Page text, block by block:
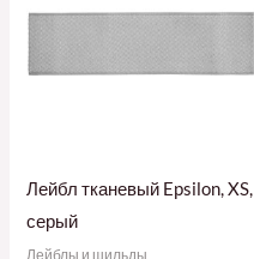
Лейбл тканевый Epsilon, XS,
серый
Лейблы и шильды